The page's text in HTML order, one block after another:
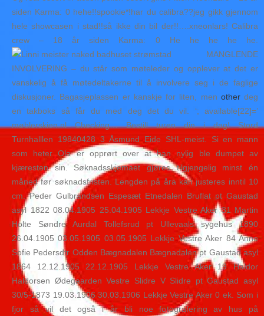
siden Karma: 0 hehe!!spookie*!har du calibra??jeg gikk gjennom
hele showcasen i stad!!så ikke din bil der!!….xneonlars! Calibra
crew – 18 år siden Karma: 0 He he he he he.
MANGLENDE
INVOLVERING – du står som møteleder og opplever at det er
vanskelig å få møtedeltakerne til å involvere seg i de faglige
diskusjoner. Bagasjeplassen er kanskje for liten, men otherdeg
en takboks så får du med deg det du vil. ‘; available[22]=’
møblerskien.nl Checking… Bestill turen din i dag! Stord
Turnhalllen 19840428 3 Åsmund Eide SHL-meist. Si en mann
som heter Ola er opprørt over at han nylig ble dumpet av
kjæresten sin. Søknadsskjemaet gjøres tilgjengelig minst én
måned før søknadsfristen. Lengden på åra kan justeres inntil 10
cm. Peder Gulbrandsen Espesæt Etnedalen Bruflat pt Gaustad
asyl 1822 08.04.1905 25.04.1905 Lekkje Vestre Aker 31 Martin
Holte Søndre Aurdal Tollefsrud pt Ullevaals sygehus 1890
26.04.1905 03.05.1905 03.05.1905 Lekkje Vestre Aker 84 Anne
Sofie Pedersdtr Odden Bægnadalen Bægnadalen pt Gaustad asyl
1864 12.12.1905 22.12.1905 Lekkje Vestre Aker 19 Haldor
Haldorsen Ødegaarden Vestre Slidre V Slidre pt Gaustad asyl
30/5-1873 19.03.1906 30.03.1906 Lekkje Vestre Aker 0 ek. Som i
fjor så vil det også i år bli noe fotografering av hus på